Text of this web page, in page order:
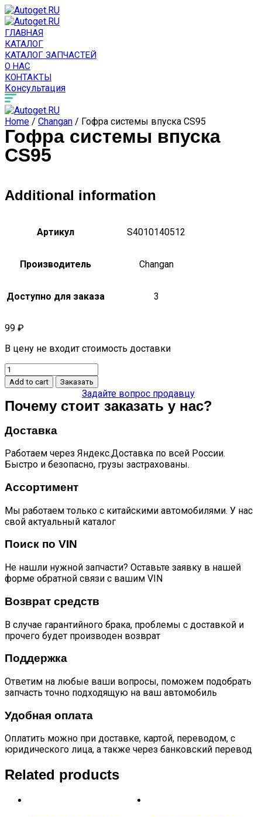
ГЛАВНАЯ
КАТАЛОГ
КАТАЛОГ ЗАПЧАСТЕЙ
О НАС
КОНТАКТЫ
Консультация
Home / Changan / Гофра системы впуска CS95
Гофра системы впуска
CS95
Additional information
Артикул S4010140512
Производитель Changan
Доступно для заказа 3
99 ₽
В цену не входит стоимость доставки
Гофра
системы
впуска
CS95
quantity
Add to cart Заказать
Задайте вопрос продавцу
Почему стоит заказать у нас?
Доставка
Работаем через Яндекс.Доставка по всей России.
Быстро и безопасно, грузы застрахованы.
Ассортимент
Мы работаем только с китайскими автомобилями. У нас
свой актуальный каталог
Поиск по VIN
Не нашли нужной запчасти? Оставьте заявку в нашей
форме обратной связи с вашим VIN
Возврат средств
В случае гарантийного брака, проблемы с доставкой и
прочего будет производен возврат
Поддержка
Ответим на любые ваши вопросы, поможем подобрать
запчасть точно подходящую на ваш автомобиль
Удобная оплата
Оплатить можно при доставке, картой, переводом, с
юридического лица, а также через банковский перевод
Related products